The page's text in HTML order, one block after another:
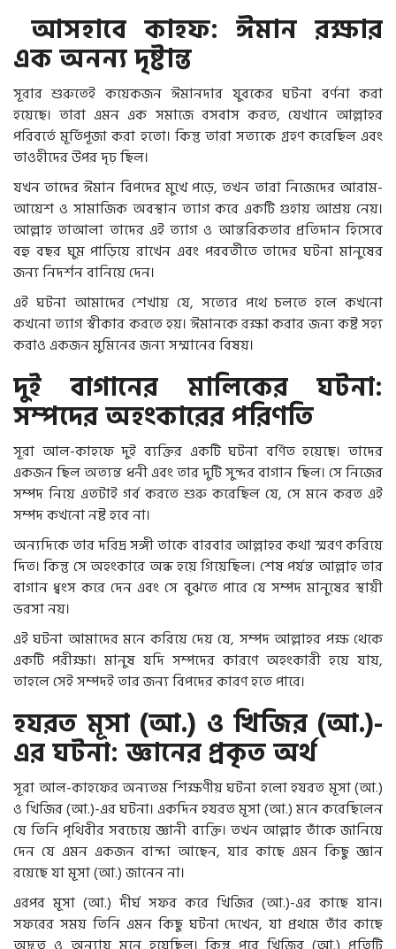
আসহাবে কাহফ: ঈমান রক্ষার
এক অনন্য দৃষ্টান্ত
সূরার শুরুতেই কয়েকজন ঈমানদার যুবকের ঘটনা বর্ণনা করা
হয়েছে। তারা এমন এক সমাজে বসবাস করত, যেখানে আল্লাহর
পরিবর্তে মূর্তিপূজা করা হতো। কিন্তু তারা সত্যকে গ্রহণ করেছিল এবং
তাওহীদের উপর দৃঢ় ছিল।
যখন তাদের ঈমান বিপদের মুখে পড়ে, তখন তারা নিজেদের আরাম-
আয়েশ ও সামাজিক অবস্থান ত্যাগ করে একটি গুহায় আশ্রয় নেয়।
আল্লাহ তাআলা তাদের এই ত্যাগ ও আন্তরিকতার প্রতিদান হিসেবে
বহু বছর ঘুম পাড়িয়ে রাখেন এবং পরবর্তীতে তাদের ঘটনা মানুষের
জন্য নিদর্শন বানিয়ে দেন।
এই ঘটনা আমাদের শেখায় যে, সত্যের পথে চলতে হলে কখনো
কখনো ত্যাগ স্বীকার করতে হয়। ঈমানকে রক্ষা করার জন্য কষ্ট সহ্য
করাও একজন মুমিনের জন্য সম্মানের বিষয়।
দুই বাগানের মালিকের ঘটনা:
সম্পদের অহংকারের পরিণতি
সূরা আল-কাহফে দুই ব্যক্তির একটি ঘটনা বর্ণিত হয়েছে। তাদের
একজন ছিল অত্যন্ত ধনী এবং তার দুটি সুন্দর বাগান ছিল। সে নিজের
সম্পদ নিয়ে এতটাই গর্ব করতে শুরু করেছিল যে, সে মনে করত এই
সম্পদ কখনো নষ্ট হবে না।
অন্যদিকে তার দরিদ্র সঙ্গী তাকে বারবার আল্লাহর কথা স্মরণ করিয়ে
দিত। কিন্তু সে অহংকারে অন্ধ হয়ে গিয়েছিল। শেষ পর্যন্ত আল্লাহ তার
বাগান ধ্বংস করে দেন এবং সে বুঝতে পারে যে সম্পদ মানুষের স্থায়ী
ভরসা নয়।
এই ঘটনা আমাদের মনে করিয়ে দেয় যে, সম্পদ আল্লাহর পক্ষ থেকে
একটি পরীক্ষা। মানুষ যদি সম্পদের কারণে অহংকারী হয়ে যায়,
তাহলে সেই সম্পদই তার জন্য বিপদের কারণ হতে পারে।
হযরত মূসা (আ.) ও খিজির (আ.)-
এর ঘটনা: জ্ঞানের প্রকৃত অর্থ
সূরা আল-কাহফের অন্যতম শিক্ষণীয় ঘটনা হলো হযরত মূসা (আ.)
ও খিজির (আ.)-এর ঘটনা। একদিন হযরত মূসা (আ.) মনে করেছিলেন
যে তিনি পৃথিবীর সবচেয়ে জ্ঞানী ব্যক্তি। তখন আল্লাহ তাঁকে জানিয়ে
দেন যে এমন একজন বান্দা আছেন, যার কাছে এমন কিছু জ্ঞান
রয়েছে যা মূসা (আ.) জানেন না।
এরপর মূসা (আ.) দীর্ঘ সফর করে খিজির (আ.)-এর কাছে যান।
সফরের সময় তিনি এমন কিছু ঘটনা দেখেন, যা প্রথমে তাঁর কাছে